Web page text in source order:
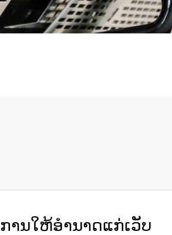
ການໃຫ້ອຳນາດແກ່ເວັບ